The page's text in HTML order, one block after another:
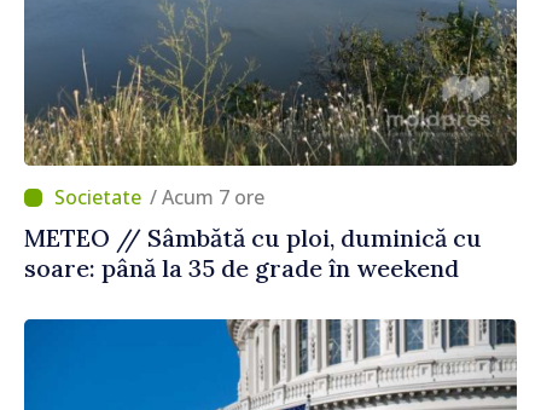
/ Acum 7 ore
METEO // Sâmbătă cu ploi, duminică cu
soare: până la 35 de grade în weekend